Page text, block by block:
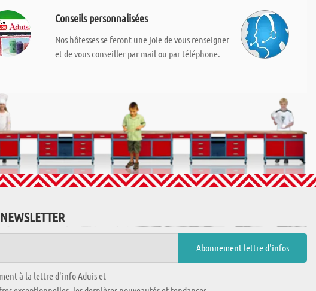
Conseils personnalisées
Nos hôtesses se feront une joie de vous renseigner
et de vous conseiller par mail ou par téléphone.
à la lettre d'info Aduis et